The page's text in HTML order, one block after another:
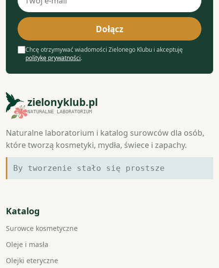
e-
mail
Dołącz
Chcę otrzymywać wiadomości Zielonego Klubu i akceptuję
politykę prywatności.
zielonyklub.pl
NATURALNE LABORATORIUM
Naturalne laboratorium i katalog surowców dla osób,
które tworzą kosmetyki, mydła, świece i zapachy.
By tworzenie stało się prostsze
Katalog
Surowce kosmetyczne
Oleje i masła
Olejki eteryczne